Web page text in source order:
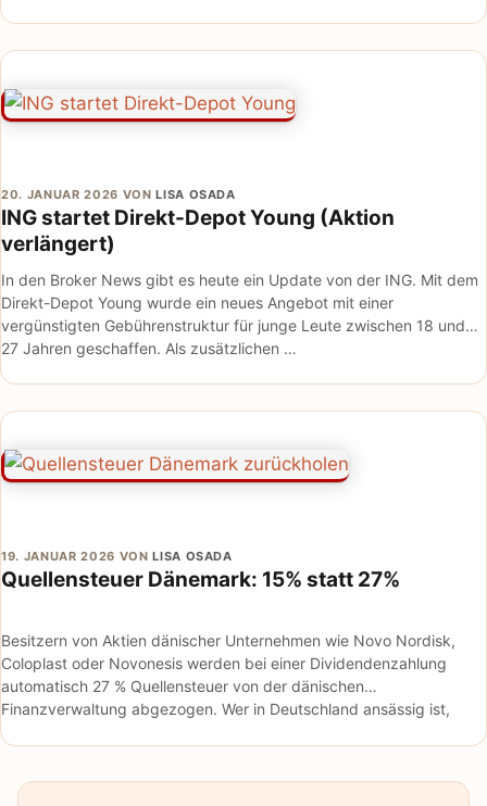
von …
ING startet Direkt-Depot Young (Aktion
verlängert)
20. JANUAR 2026 VONLISA OSADA
In den Broker News gibt es heute ein Update von der ING. Mit dem
Direkt-Depot Young wurde ein neues Angebot mit einer
vergünstigten Gebührenstruktur für junge Leute zwischen 18 und
27 Jahren geschaffen. Als zusätzlichen …
Quellensteuer Dänemark: 15% statt 27%
19. JANUAR 2026 VONLISA OSADA
Besitzern von Aktien dänischer Unternehmen wie Novo Nordisk,
Coloplast oder Novonesis werden bei einer Dividendenzahlung
automatisch 27 % Quellensteuer von der dänischen
Finanzverwaltung abgezogen. Wer in Deutschland ansässig ist,
bekommt von diesen 27 % jedoch …